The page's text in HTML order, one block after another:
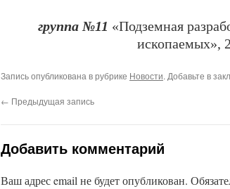
группа №11 «Подземная
ископаемых»,
Запись опубликована в рубрике Новости. Добавьте в
← Предыдущая запись
Добавить комментарий
Ваш адрес email не будет опубликован.